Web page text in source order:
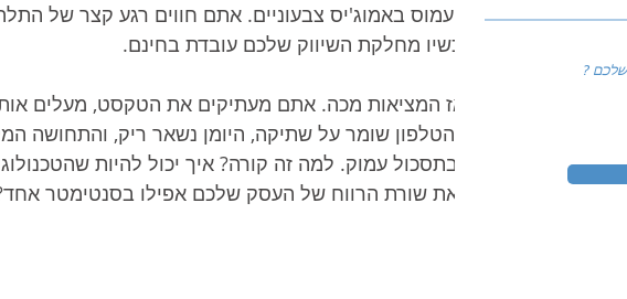
כתיב ועמוס באמוג'יס צבעוניים. אתם חווים רגע קצר של
ושמעכשיו מחלקת השיווק שלכם עובדת בחינם.
אבל אז המציאות מכה. אתם מעתיקים את הטקסט, מעלים
מגיב. הטלפון שומר על שתיקה, היומן נשאר ריק,
מאוד בתסכול עמוק. למה זה קורה? איך יכול להיות
להזיז את שורת הרווח של העסק שלכם אפילו בסנטימטר